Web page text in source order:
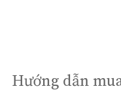
Hướng dẫn